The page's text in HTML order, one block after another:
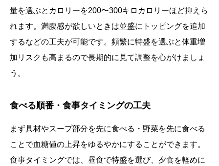
量を選ぶとカロリーを200〜300キロカロリーほど抑えら
れます。満腹感が欲しいときは並盛にトッピングを追加
するなどの工夫が可能です。頻繁に特盛を選ぶと体重増
加リスクも高まるので長期的に見て調整を心がけましょ
う。
食べる順番・食事タイミングの工夫
まず具材やスープ部分を先に食べる・野菜を先に食べる
ことで血糖値の上昇をゆるやかにすることができます。
食事タイミングでは、昼食で特盛を選び、夕食を軽めに